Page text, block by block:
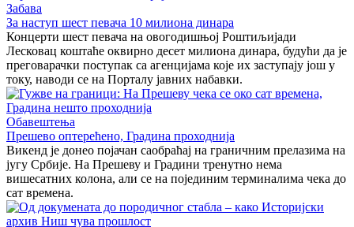
Забава
За наступ шест певача 10 милиона динара
Концерти шест певача на овогодишњој Роштиљијади
Лесковац коштаће оквирно десет милиона динара, будући да је
преговарачки поступак са агенцијама које их заступају још у
току, наводи се на Порталу јавних набавки.
Обавештења
Прешево оптерећено, Градина проходнија
Викенд је донео појачан саобраћај на граничним прелазима на
југу Србије. На Прешеву и Градини тренутно нема
вишесатних колона, али се на појединим терминалима чека до
сат времена.